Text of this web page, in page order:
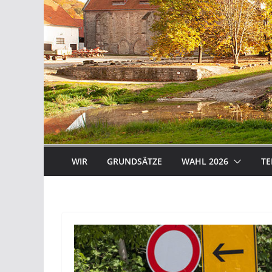
WIR GRUNDSÄTZE WAHL 2026